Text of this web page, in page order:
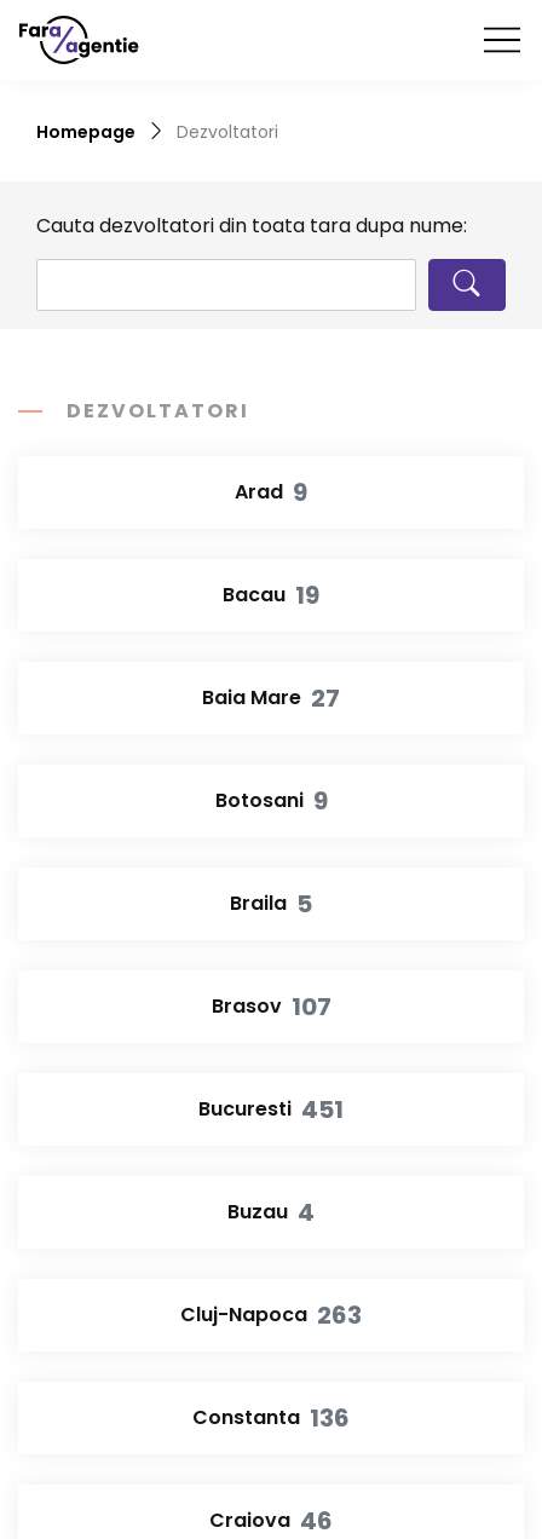
Homepage Dezvoltatori
Cauta dezvoltatori din toata tara dupa nume:
DEZVOLTATORI
Arad 9
Bacau 19
Baia Mare 27
Botosani 9
Braila 5
Brasov 107
Bucuresti 451
Buzau 4
Cluj-Napoca 263
Constanta 136
Craiova 46